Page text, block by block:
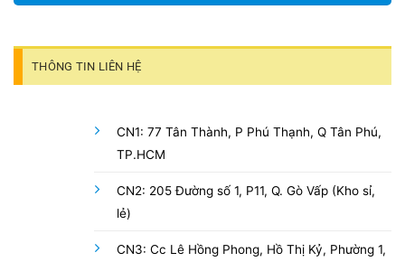
THÔNG TIN LIÊN HỆ
CN1: 77 Tân Thành, P Phú Thạnh, Q Tân Phú,
TP.HCM
CN2: 205 Đường số 1, P11, Q. Gò Vấp (Kho sỉ,
lẻ)
CN3: Cc Lê Hồng Phong, Hồ Thị Kỷ, Phường 1,